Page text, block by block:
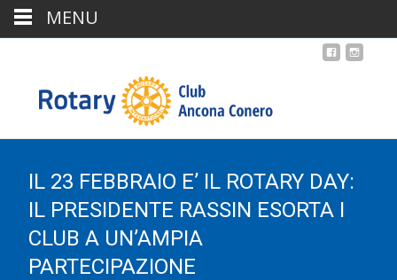
IL 23 FEBBRAIO E’ IL ROTARY DAY:
IL PRESIDENTE RASSIN ESORTA I
CLUB A UN’AMPIA
PARTECIPAZIONE
MENU